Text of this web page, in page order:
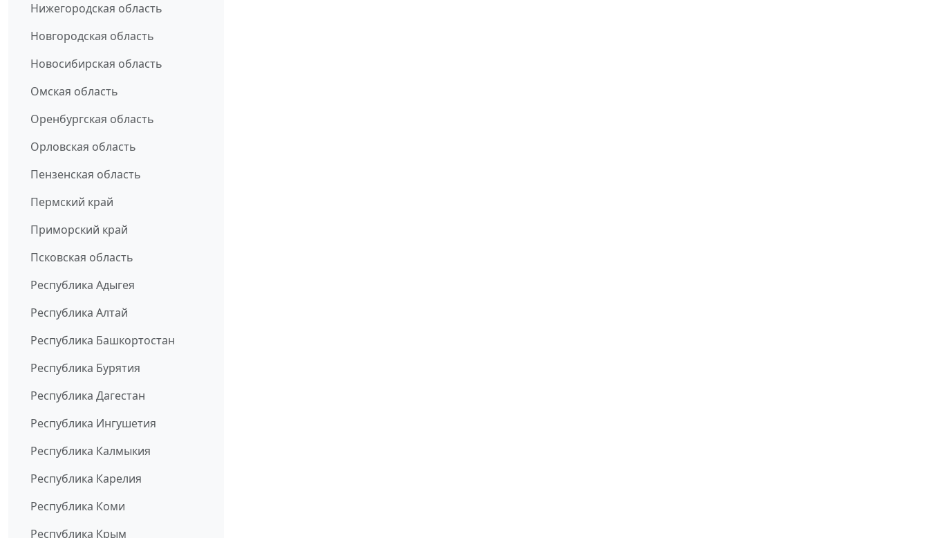
Нижегородская область
Новгородская область
Новосибирская область
Омская область
Оренбургская область
Орловская область
Пензенская область
Пермский край
Приморский край
Псковская область
Республика Адыгея
Республика Алтай
Республика Башкортостан
Республика Бурятия
Республика Дагестан
Республика Ингушетия
Республика Калмыкия
Республика Карелия
Республика Коми
Республика Крым